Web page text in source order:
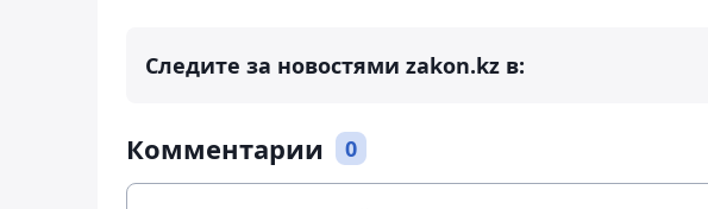
Следите за новостями zakon.kz в:
Комментарии 0